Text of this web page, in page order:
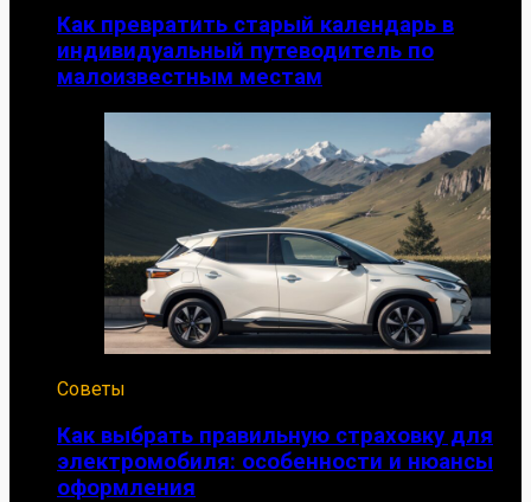
Как превратить старый календарь в
индивидуальный путеводитель по
малоизвестным местам
Советы
Как выбрать правильную страховку для
электромобиля: особенности и нюансы
оформления